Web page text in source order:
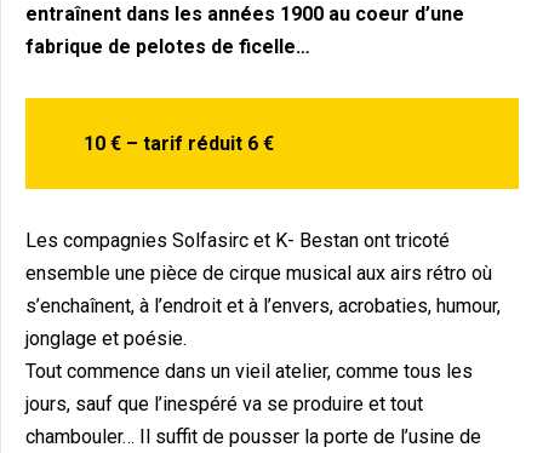
entraînent dans les années 1900 au coeur d’une
fabrique de pelotes de ficelle…
10 € – tarif réduit 6 €
Les compagnies Solfasirc et K- Bestan ont tricoté
ensemble une pièce de cirque musical aux airs rétro où
s’enchaînent, à l’endroit et à l’envers, acrobaties, humour,
jonglage et poésie.
Tout commence dans un vieil atelier, comme tous les
jours, sauf que l’inespéré va se produire et tout
chambouler… Il suffit de pousser la porte de l’usine de